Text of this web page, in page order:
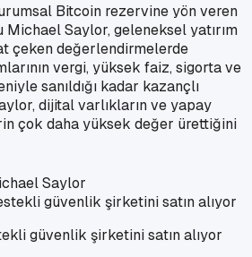
Bitcoin rezervine yön veren
Saylor, geleneksel yatırım
çeken değerlendirmelerde
vergi, yüksek faiz, sigorta ve
sanıldığı kadar kazançlı
dijital varlıkların ve yapay
çok daha yüksek değer ürettiğini
Saylor
güvenlik şirketini satın alıyor